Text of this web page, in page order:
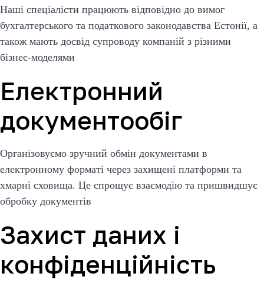
Наші спеціалісти працюють відповідно до вимог
бухгалтерського та податкового законодавства Естонії, а
також мають досвід супроводу компаній з різними
бізнес-моделями
Електронний
документообіг
Організовуємо зручний обмін документами в
електронному форматі через захищені платформи та
хмарні сховища. Це спрощує взаємодію та пришвидшує
обробку документів
Захист даних і
конфіденційність